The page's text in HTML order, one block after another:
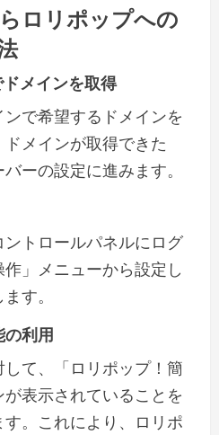
ロリポップへの
メインを取得
で希望するドメインを
メインが取得できた
ーの設定に進みます。
トロールパネルにログ
」メニューから設定し
す。
の利用
て、「ロリポップ！簡
表示されていることを
。これにより、ロリポ